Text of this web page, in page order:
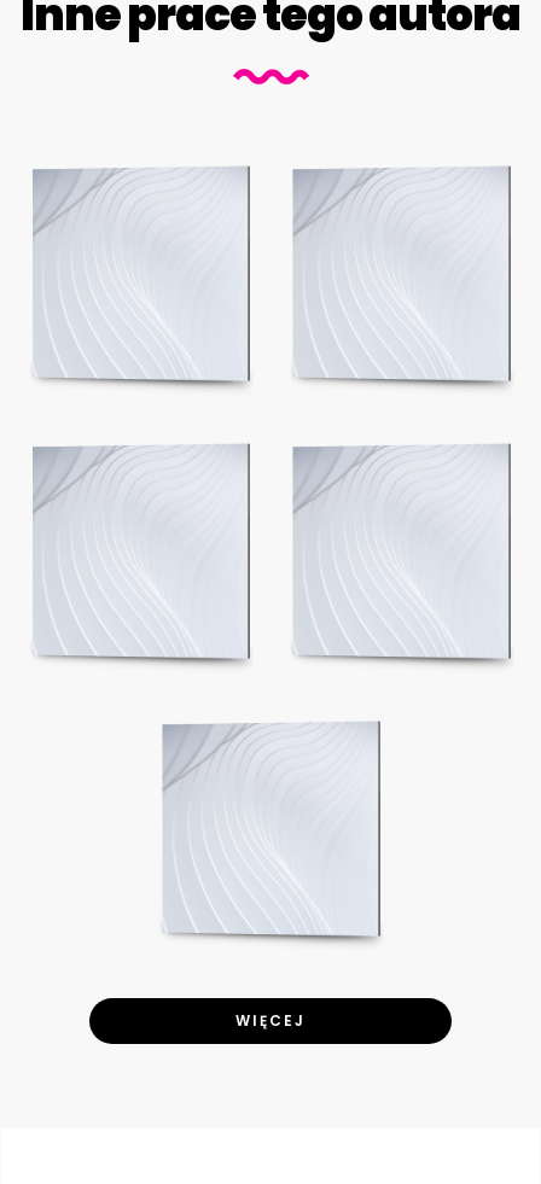
Inne prace tego autora
WIĘCEJ